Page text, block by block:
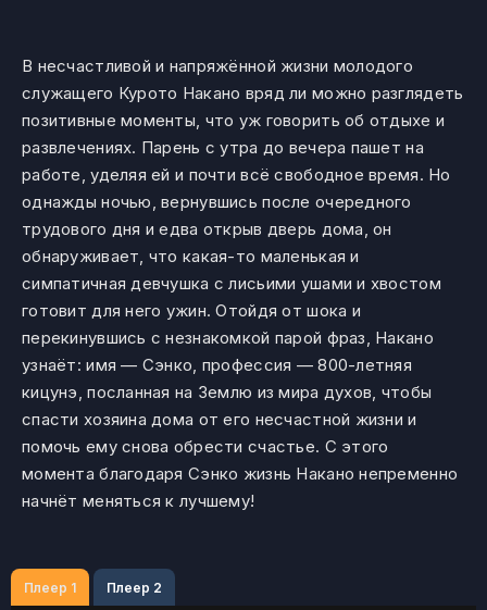
В несчастливой и напряжённой жизни молодого
служащего Курото Накано вряд ли можно разглядеть
позитивные моменты, что уж говорить об отдыхе и
развлечениях. Парень с утра до вечера пашет на
работе, уделяя ей и почти всё свободное время. Но
однажды ночью, вернувшись после очередного
трудового дня и едва открыв дверь дома, он
обнаруживает, что какая-то маленькая и
симпатичная девчушка с лисьими ушами и хвостом
готовит для него ужин. Отойдя от шока и
перекинувшись с незнакомкой парой фраз, Накано
узнаёт: имя — Сэнко, профессия — 800-летняя
кицунэ, посланная на Землю из мира духов, чтобы
спасти хозяина дома от его несчастной жизни и
помочь ему снова обрести счастье. С этого
момента благодаря Сэнко жизнь Накано непременно
начнёт меняться к лучшему!
Плеер 1 Плеер 2